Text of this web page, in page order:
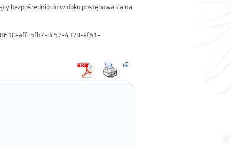
bezpośrednio do widoku postępowania na
affc5fb7-dc57-4378-af61-